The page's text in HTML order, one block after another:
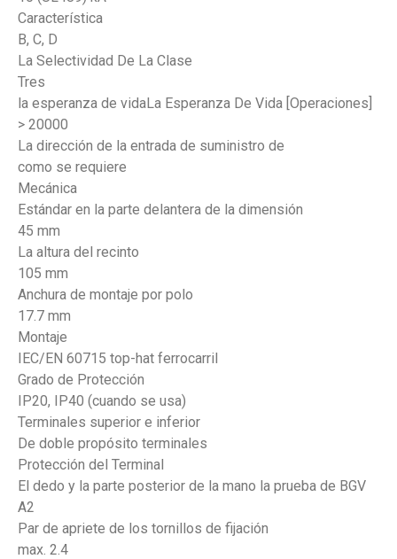
Característica
B, C, D
La Selectividad De La Clase
Tres
la esperanza de vidaLa Esperanza De Vida [Operaciones]
> 20000
La dirección de la entrada de suministro de
como se requiere
Mecánica
Estándar en la parte delantera de la dimensión
45 mm
La altura del recinto
105 mm
Anchura de montaje por polo
17.7 mm
Montaje
IEC/EN 60715 top-hat ferrocarril
Grado de Protección
IP20, IP40 (cuando se usa)
Terminales superior e inferior
De doble propósito terminales
Protección del Terminal
El dedo y la parte posterior de la mano la prueba de BGV
A2
Par de apriete de los tornillos de fijación
max. 2.4